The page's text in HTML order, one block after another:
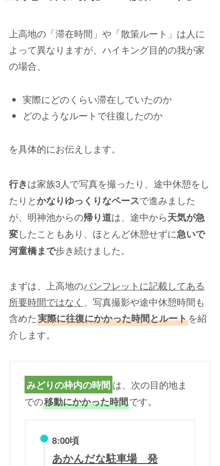
上高地の「滞在時間」や「散策ルート」は人に
よって異なりますが、ハイキング目的の我が家
の場合、
実際にどのくらい滞在していたのか
どのようなルートで往復したのか
を具体的にお伝えします。
行きは家族3人で写真を撮ったり、途中休憩をし
たりとかなりゆっくりなペースで進みました
が、明神池からの帰り道は、途中から天気が急
変したこともあり、ほとんど休憩せずに急いで
河童橋まで歩き続けました。
まずは、上高地のパンフレットに記載してある
所要時間ではなく 、写真撮影や途中休憩時間も
含めた実際に往復にかかった時間とルートを紹
介します。
みどりの枠内の時間は、次の目的地ま
での移動にかかった時間です。
8:00頃
あかんだな駐車場発